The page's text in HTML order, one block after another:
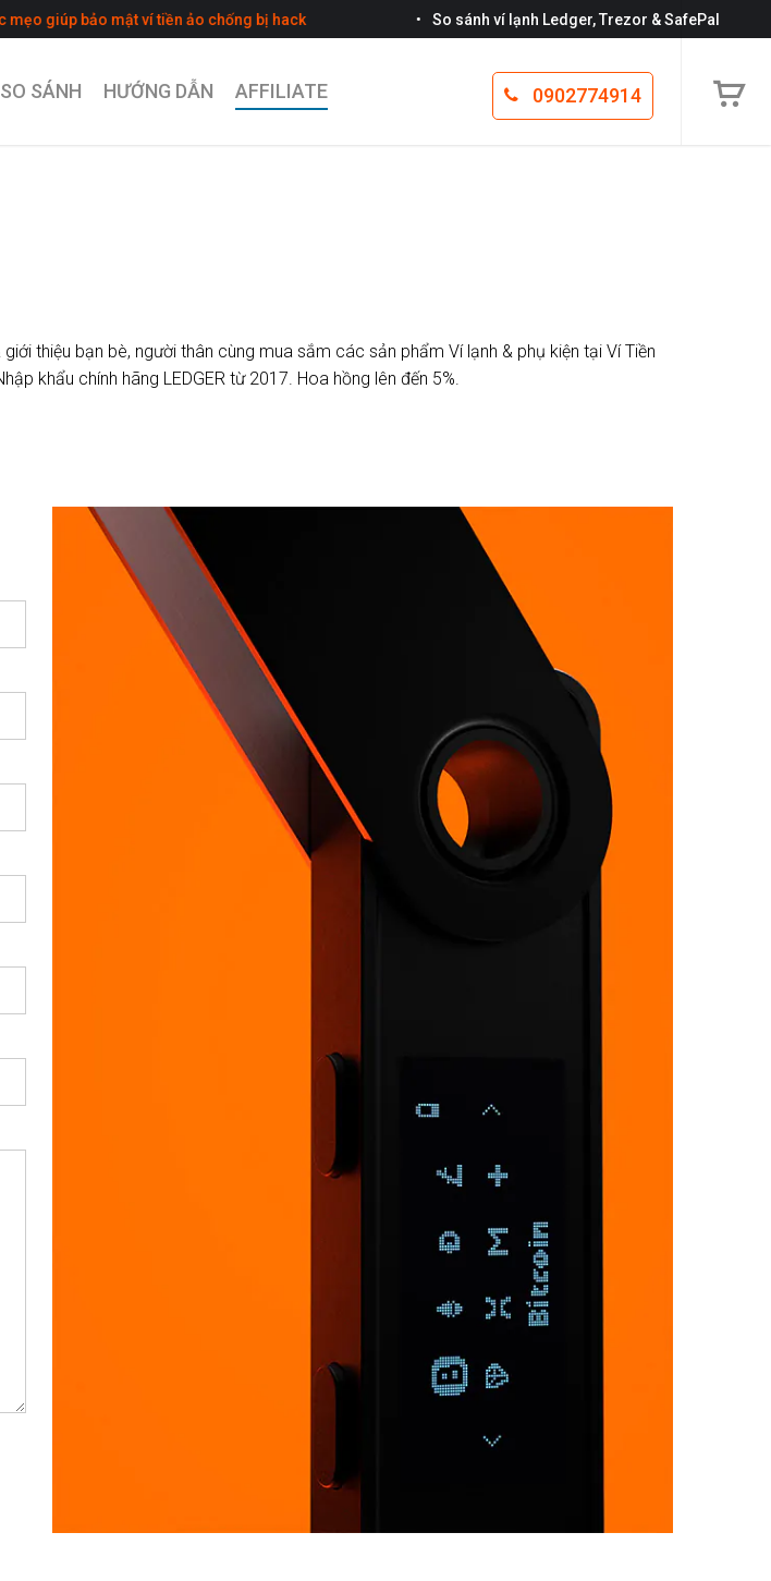
giúp bảo mật ví tiền ảo chống bị hack So sánh ví lạnh Ledger, Trezor & SafePal
0902774914
SO SÁNH HƯỚNG DẪN AFFILIATE
thiệu bạn bè, người thân cùng mua sắm các sản phẩm Ví lạnh & phụ kiện tại Ví Tiền
khẩu chính hãng LEDGER từ 2017. Hoa hồng lên đến 5%.